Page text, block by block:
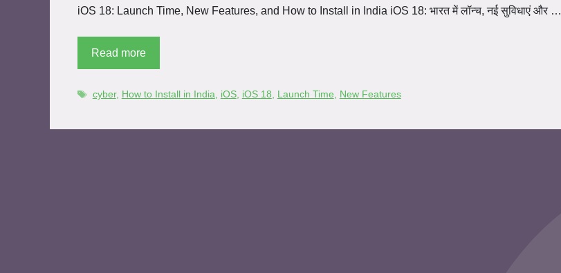
iOS 18: Launch Time, New Features, and How to Install in India iOS 18: भारत में लॉन्च, नई सुविधाएं और …
Read more
cyber, How to Install in India, iOS, iOS 18, Launch Time, New Features